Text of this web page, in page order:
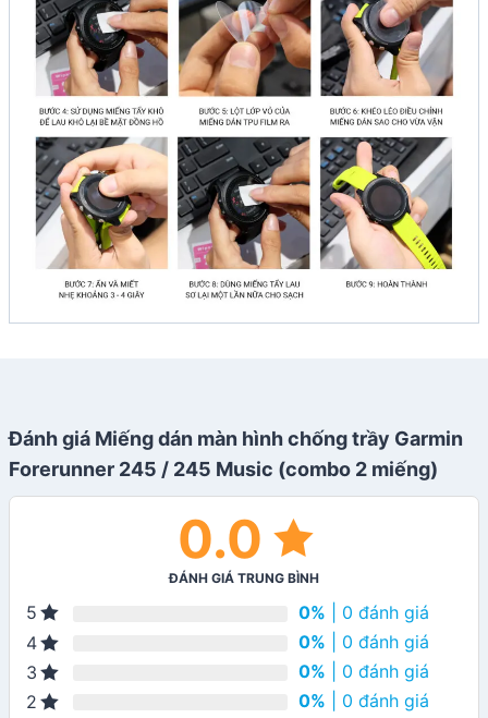
Đánh giá Miếng dán màn hình chống trầy Garmin
Forerunner 245 / 245 Music (combo 2 miếng)
0.0
ĐÁNH GIÁ TRUNG BÌNH
5 0% | 0 đánh giá
4
0% | 0 đánh giá
3
0% | 0 đánh giá
2
0% | 0 đánh giá